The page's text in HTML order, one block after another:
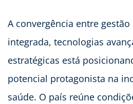
A convergência entre
integrada, tecnologias
estratégicas está
potencial protagonista na
saúde. O país reúne